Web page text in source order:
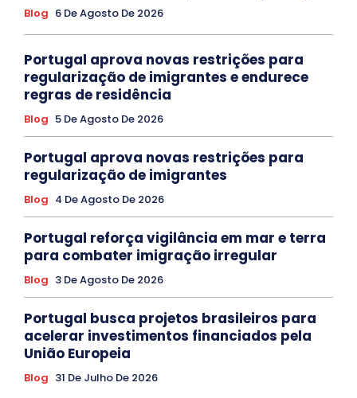
Blog 6 De Agosto De 2026
Portugal aprova novas restrições para
regularização de imigrantes e endurece
regras de residência
Blog 5 De Agosto De 2026
Portugal aprova novas restrições para
regularização de imigrantes
Blog 4 De Agosto De 2026
Portugal reforça vigilância em mar e terra
para combater imigração irregular
Blog 3 De Agosto De 2026
Portugal busca projetos brasileiros para
acelerar investimentos financiados pela
União Europeia
Blog 31 De Julho De 2026